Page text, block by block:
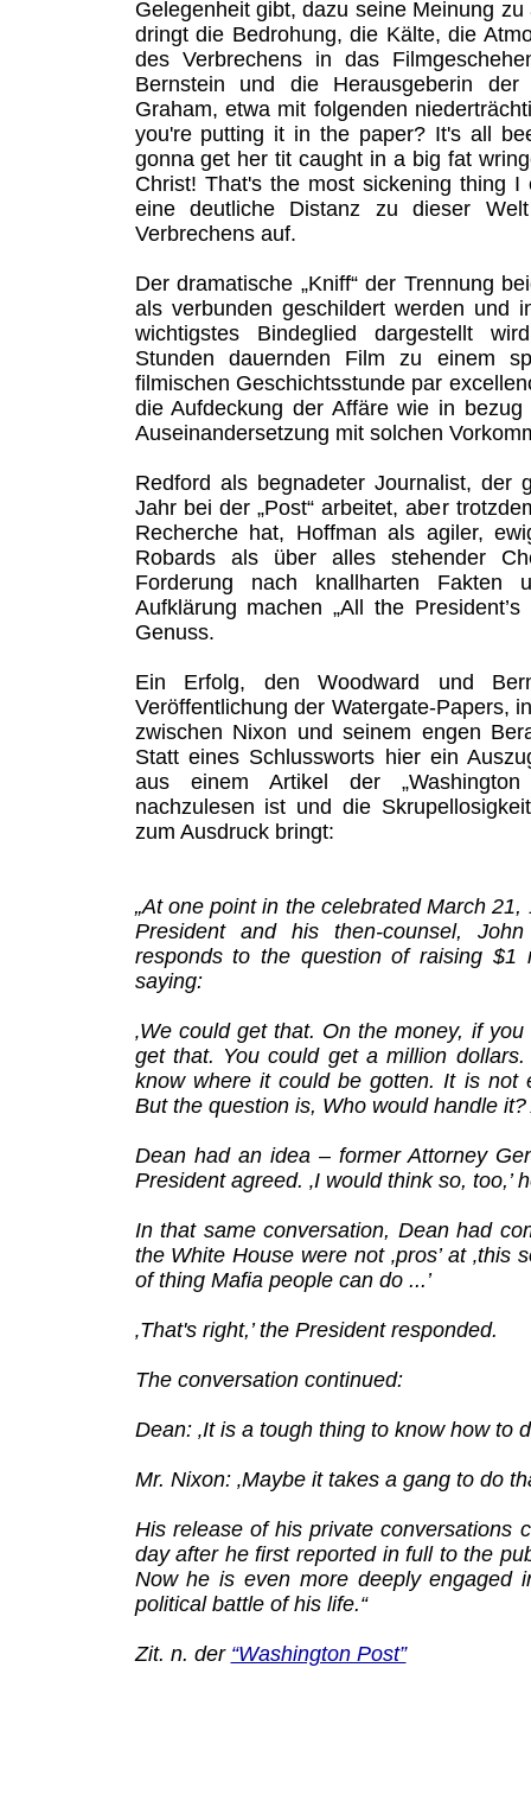
Gelegenheit gibt, dazu seine Meinung
dringt die Bedrohung, die Kälte, die
des Verbrechens in das
Bernstein und die Herausgeberin der
Graham, etwa mit folgenden
you're putting it in the paper? It's all
gonna get her tit caught in a big fat
Christ! That's the most sickening thing I
eine deutliche Distanz zu dieser
Verbrechens auf.
Der dramatische „Kniff“ der Trennung
als verbunden geschildert werden und
wichtigstes Bindeglied dargestellt
Stunden dauernden Film zu einem
filmischen Geschichtsstunde par
die Aufdeckung der Affäre wie in
Auseinandersetzung mit solchen
Redford als begnadeter Journalist, der
Jahr bei der „Post“ arbeitet, aber
Recherche hat, Hoffman als agiler,
Robards als über alles stehender
Forderung nach knallharten Fakten
Aufklärung machen „All the
Genuss.
Ein Erfolg, den Woodward und
Veröffentlichung der Watergate-Papers,
zwischen Nixon und seinem engen
Statt eines Schlussworts hier ein
aus einem Artikel der
nachzulesen ist und die
zum Ausdruck bringt:
„At one point in the celebrated March
President and his then-counsel,
responds to the question of raising $1
saying:
‚We could get that. On the money, if
get that. You could get a million
know where it could be gotten. It is not
But the question is, Who would handle it?
Dean had an idea – former Attorney
President agreed. ‚I would think so, too,’
In that same conversation, Dean had
the White House were not ‚pros’ at
of thing Mafia people can do ...’
‚That's right,’ the President responded.
The conversation continued:
Dean: ‚It is a tough thing to know how to
Mr. Nixon: ‚Maybe it takes a gang to do
His release of his private conversations
day after he first reported in full to the
Now he is even more deeply engaged
political battle of his life.“
Zit. n. der “Washington Post”